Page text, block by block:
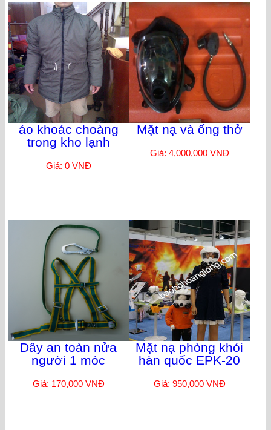
áo khoác choàng
trong kho lạnh
Giá: 0 VNĐ
Mặt nạ và ống thở
Giá: 4,000,000 VNĐ
Dây an toàn nửa
người 1 móc
Giá: 170,000 VNĐ
Mặt nạ phòng khói
hàn quốc EPK-20
Giá: 950,000 VNĐ